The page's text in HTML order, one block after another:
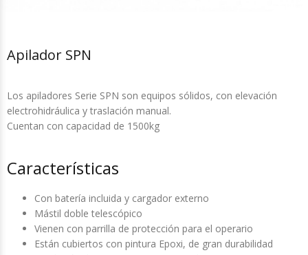
Apilador SPN
Los apiladores Serie SPN son equipos sólidos, con elevación
electrohidráulica y traslación manual.
Cuentan con capacidad de 1500kg
Características
Con batería incluida y cargador externo
Mástil doble telescópico
Vienen con parrilla de protección para el operario
Están cubiertos con pintura Epoxi, de gran durabilidad